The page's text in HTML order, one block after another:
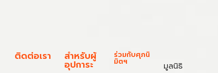
ติดต่อเรา สำหรับผู้
อุปการะ
ร่วมกับศุภนิ
มิตฯ
มูลนิธิ